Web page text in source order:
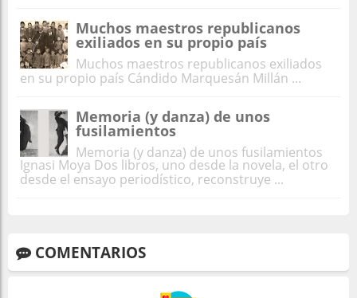
Muchos maestros republicanos
exiliados en su propio país
Muchos maestros republicanos exiliados
en su propio país Cándido Marquesán Millán ...
Memoria (y danza) de unos
fusilamientos
Memoria (y danza) de unos fusilamientos
Ignasi Moya Dos libros, uno desde la novela, el otro
desde el ensayo periodístico, reconstruye ...
COMENTARIOS